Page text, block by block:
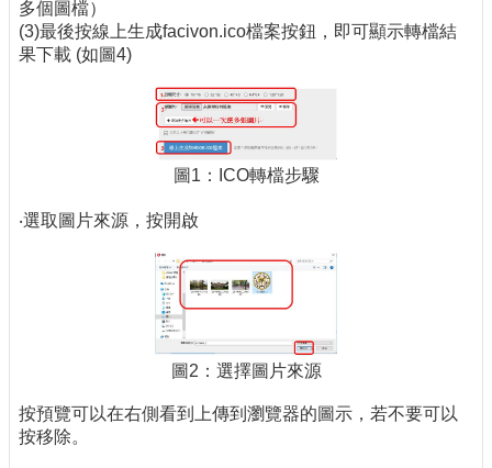
多個圖檔）
(3)最後按線上生成facivon.ico檔案按鈕，即可顯示轉檔結
果下載 (如圖4)
圖1：ICO轉檔步驟
‧選取圖片來源，按開啟
圖2：選擇圖片來源
按預覽可以在右側看到上傳到瀏覽器的圖示，若不要可以
按移除。